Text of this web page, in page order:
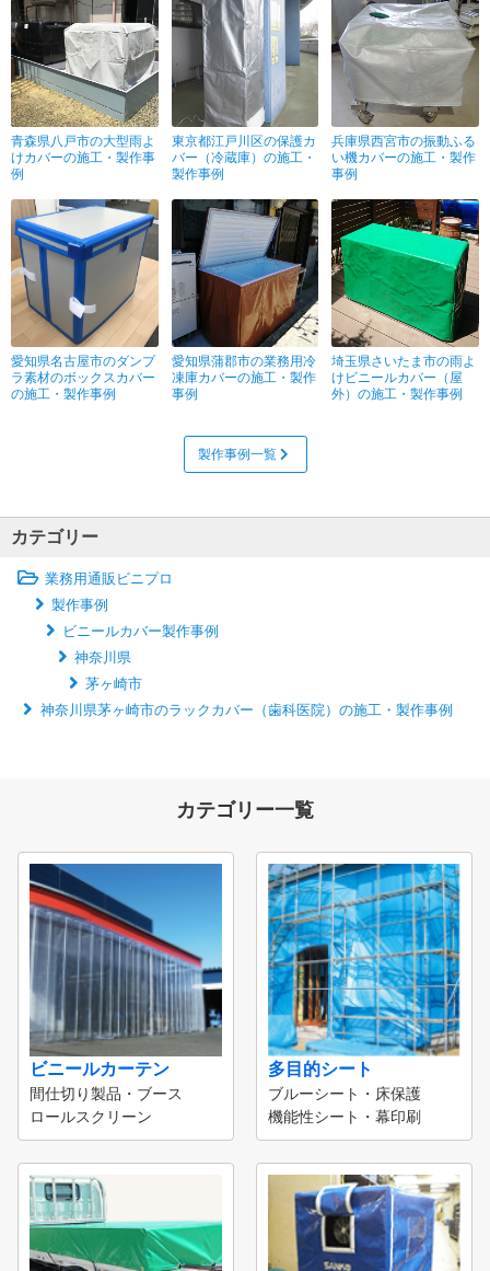
青森県八戸市の大型雨よ
けカバーの施工・製作事
例
東京都江戸川区の保護カ
バー（冷蔵庫）の施工・
製作事例
兵庫県西宮市の振動ふる
い機カバーの施工・製作
事例
愛知県名古屋市のダンプ
ラ素材のボックスカバー
の施工・製作事例
愛知県蒲郡市の業務用冷
凍庫カバーの施工・製作
事例
埼玉県さいたま市の雨よ
けビニールカバー（屋
外）の施工・製作事例
製作事例一覧
カテゴリー
業務用通販ビニプロ
製作事例
ビニールカバー製作事例
神奈川県
茅ヶ崎市
神奈川県茅ヶ崎市のラックカバー（歯科医院）の施工・製作事例
カテゴリー一覧
ビニールカーテン
間仕切り製品・ブース
ロールスクリーン
多目的シート
ブルーシート・床保護
機能性シート・幕印刷